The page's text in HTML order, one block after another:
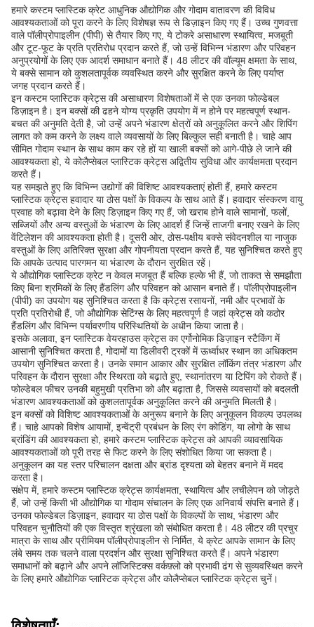
हमारे कस्टम प्लास्टिक क्रेट आधुनिक औद्योगिक और गोदाम वातावरण की विविध
आवश्यकताओं को पूरा करने के लिए विशेषज्ञ रूप से डिज़ाइन किए गए हैं। उच्च गुणवत्ता
वाले पॉलीप्रोपाइलीन (पीपी) से तैयार किए गए, ये टोकरे असाधारण स्थायित्व, मजबूती
और टूट-फूट के प्रति प्रतिरोध प्रदान करते हैं, जो उन्हें विभिन्न भंडारण और परिवहन
अनुप्रयोगों के लिए एक आदर्श समाधान बनाते हैं। 48 लीटर की वॉल्यूम क्षमता के साथ,
ये बक्से सामान को कुशलतापूर्वक व्यवस्थित करने और सुरक्षित करने के लिए पर्याप्त
जगह प्रदान करते हैं।
इन कस्टम प्लास्टिक क्रेट्स की असाधारण विशेषताओं में से एक उनका फोल्डेबल
डिज़ाइन है। इन बक्सों की ढहने योग्य प्रकृति उपयोग में न होने पर महत्वपूर्ण स्थान-
बचत की अनुमति देती है, जो उन्हें अपने भंडारण क्षेत्रों को अनुकूलित करने और शिपिंग
लागत को कम करने के लक्ष्य वाले व्यवसायों के लिए बिल्कुल सही बनाती है। चाहे आप
सीमित गोदाम स्थान के साथ काम कर रहे हों या खाली बक्सों को आगे-पीछे ले जाने की
आवश्यकता हो, ये कोलैप्सेबल प्लास्टिक क्रेट्स अद्वितीय सुविधा और कार्यक्षमता प्रदान
करते हैं।
यह समझते हुए कि विभिन्न उद्योगों की विशिष्ट आवश्यकताएं होती हैं, हमारे कस्टम
प्लास्टिक क्रेट्स हवादार या ठोस पक्षों के विकल्प के साथ आते हैं। हवादार संस्करण वायु
प्रवाह को बढ़ावा देने के लिए डिज़ाइन किए गए हैं, जो खराब होने वाले सामानों, फलों,
सब्जियों और अन्य वस्तुओं के भंडारण के लिए आदर्श हैं जिन्हें ताजगी बनाए रखने के लिए
वेंटिलेशन की आवश्यकता होती है। दूसरी ओर, ठोस-पक्षीय बक्से संवेदनशील या नाजुक
वस्तुओं के लिए अतिरिक्त सुरक्षा और गोपनीयता प्रदान करते हैं, यह सुनिश्चित करते हुए
कि आपके उत्पाद पारगमन या भंडारण के दौरान सुरक्षित रहें।
ये औद्योगिक प्लास्टिक क्रेट न केवल मजबूत हैं बल्कि हल्के भी हैं, जो ताकत से समझौता
किए बिना श्रमिकों के लिए हैंडलिंग और परिवहन को आसान बनाते हैं। पॉलीप्रोपाइलीन
(पीपी) का उपयोग यह सुनिश्चित करता है कि क्रेट्स रसायनों, नमी और प्रभावों के
प्रति प्रतिरोधी हैं, जो औद्योगिक सेटिंग्स के लिए महत्वपूर्ण है जहां क्रेट्स को कठोर
हैंडलिंग और विभिन्न पर्यावरणीय परिस्थितियों के अधीन किया जाता है।
इसके अलावा, इन प्लास्टिक वेयरहाउस क्रेट्स का एर्गोनोमिक डिज़ाइन स्टैकिंग में
आसानी सुनिश्चित करता है, गोदामों या डिलीवरी ट्रकों में ऊर्ध्वाधर स्थान का अधिकतम
उपयोग सुनिश्चित करता है। उनके समान आकार और सुरक्षित लॉकिंग तंत्र भंडारण और
परिवहन के दौरान सुरक्षा और स्थिरता को बढ़ाते हुए, स्थानांतरण या टिपिंग को रोकते हैं।
फोल्डेबल फीचर उनकी बहुमुखी प्रतिभा को और बढ़ाता है, जिससे व्यवसायों को बदलती
भंडारण आवश्यकताओं को कुशलतापूर्वक अनुकूलित करने की अनुमति मिलती है।
इन बक्सों को विशिष्ट आवश्यकताओं के अनुरूप बनाने के लिए अनुकूलन विकल्प उपलब्ध
हैं। चाहे आपको विशेष आयामों, इन्वेंट्री प्रबंधन के लिए रंग कोडिंग, या लोगो के साथ
ब्रांडिंग की आवश्यकता हो, हमारे कस्टम प्लास्टिक क्रेट्स को आपकी व्यावसायिक
आवश्यकताओं को पूरी तरह से फिट करने के लिए संशोधित किया जा सकता है।
अनुकूलन का यह स्तर परिचालन दक्षता और ब्रांड दृश्यता को बेहतर बनाने में मदद
करता है।
संक्षेप में, हमारे कस्टम प्लास्टिक क्रेट्स कार्यक्षमता, स्थायित्व और लचीलेपन को जोड़ते
हैं, जो उन्हें किसी भी औद्योगिक या गोदाम संचालन के लिए एक अनिवार्य संपत्ति बनाते हैं।
उनका फोल्डेबल डिज़ाइन, हवादार या ठोस पक्षों के विकल्पों के साथ, भंडारण और
परिवहन चुनौतियों की एक विस्तृत श्रृंखला को संबोधित करता है। 48 लीटर की प्रचुर
मात्रा के साथ और प्रीमियम पॉलीप्रोपाइलीन से निर्मित, ये क्रेट आपके सामान के लिए
लंबे समय तक चलने वाला प्रदर्शन और सुरक्षा सुनिश्चित करते हैं। अपने भंडारण
समाधानों को बढ़ाने और अपने लॉजिस्टिक्स वर्कफ़्लो को प्रभावी ढंग से सुव्यवस्थित करने
के लिए हमारे औद्योगिक प्लास्टिक क्रेट्स और कोलैप्सेबल प्लास्टिक क्रेट्स चुनें।